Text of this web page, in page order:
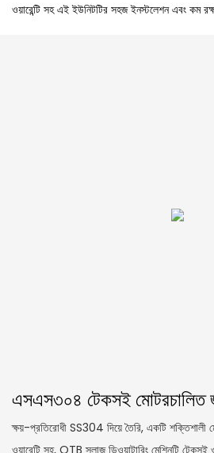
ওয়ারেন্টি সহ এই ইউনিটটির সহজ ইনস্টলেশন এবং কম
এসএস৩০৪ টেকসই মোটরচালিত
ক্ষয়-প্রতিরোধী SS304 দিয়ে তৈরি, একটি শক্তিশালী